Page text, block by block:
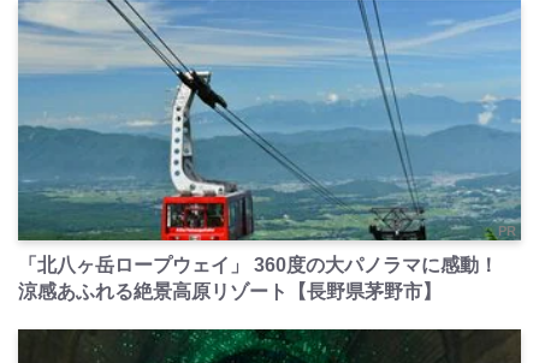
PR
「北八ヶ岳ロープウェイ」 360度の大パノラマに感動！
涼感あふれる絶景高原リゾート【長野県茅野市】